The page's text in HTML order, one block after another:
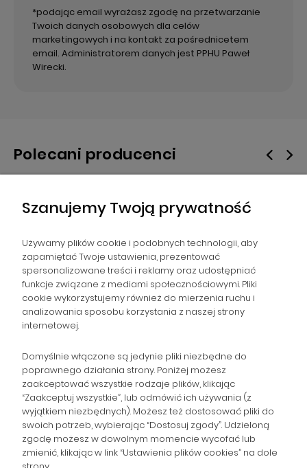
*podając email wyrażasz zgodę na przetwarzanie
Twoich danych osobowych dla celów
marketingowych i na kontakt za pośrednicetem
email. Administratorem danych jest PPHU Paweł
Wirecki.
Polecani producenci
NAWIGACJA
POMOC
ZAMÓWIENIA
POPULARNE KATEGORIE
Gromadzka 46
Zapisz się na Newsletter i
Szanujemy Twoją prywatność
Używamy plików cookie i podobnych technologii, aby
zapamiętać Twoje ustawienia, prezentować
spersonalizowane treści i reklamy oraz udostępniać
funkcje związane z mediami społecznościowymi. Pliki
cookie wykorzystujemy również do mierzenia ruchu i
analizowania sposobu korzystania z naszej strony
internetowej.
Domyślnie włączone są jedynie pliki niezbędne do
poprawnego działania strony. Poniżej możesz
zaakceptować wszystkie rodzaje plików, klikając
“Zaakceptuj wszystkie”, lub odmówić ich używania (z
wyjątkiem niezbędnych). Możesz też dostosować pliki do
swoich potrzeb, wybierając “Dostosuj zgody”. Udzieloną
zgodę możesz w dowolnym momencie wycofać lub
zmienić, klikając w link “Ustawienia plików cookies” na dole